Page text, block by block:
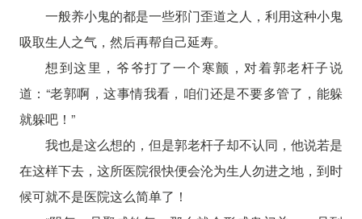
一般养小鬼的都是一些邪门歪道之人，利用这种小鬼
吸取生人之气，然后再帮自己延寿。
想到这里，爷爷打了一个寒颤，对着郭老杆子说
道：“老郭啊，这事情我看，咱们还是不要多管了，能躲
就躲吧！”
我也是这么想的，但是郭老杆子却不认同，他说若是
在这样下去，这所医院很快便会沦为生人勿进之地，到时
候可就不是医院这么简单了！